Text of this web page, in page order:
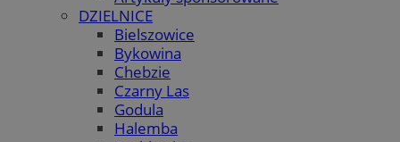
DZIELNICE
Bielszowice
Bykowina
Chebzie
Czarny Las
Godula
Halemba